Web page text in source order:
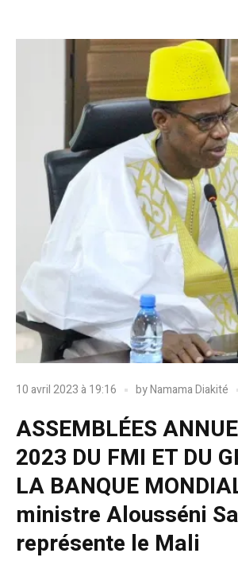
10 avril 2023 à 19:16 byNamama Diakité
ASSEMBLÉES
2023 DU FMI ET DU
LA BANQUE
ministre Alousséni
représente le Mali